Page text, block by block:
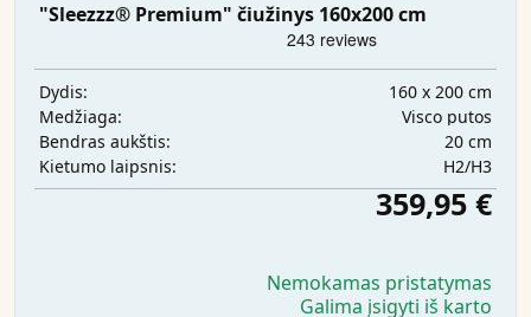
"Sleezzz® Premium" čiužinys 160x200 cm
Dydis:
160 x 200 cm
Medžiaga:
Visco putos
Bendras aukštis:
20 cm
Kietumo laipsnis:
H2/H3
359,95 €
Nemokamas pristatymas
Galima įsigyti iš karto